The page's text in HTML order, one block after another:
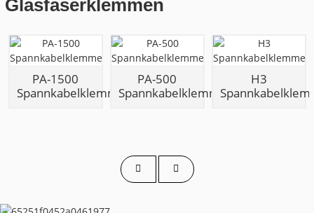
Glasfaserklemmen
PA-1500
Spannkabelklemme
PA-500
Spannkabelklemme
H3